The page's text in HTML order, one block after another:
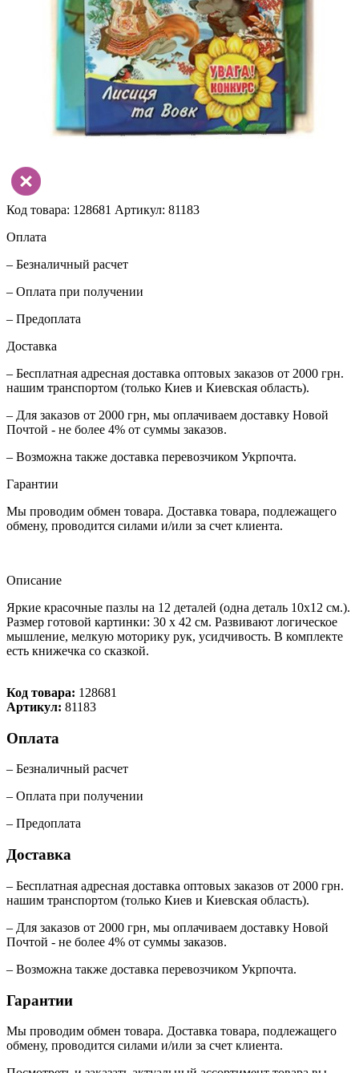
Код товара: 128681 Артикул: 81183
Оплата
– Безналичный расчет
– Оплата при получении
– Предоплата
Доставка
– Бесплатная адресная доставка оптовых заказов от 2000 грн.
нашим транспортом (только Киев и Киевская область).
– Для заказов от 2000 грн, мы оплачиваем доставку Новой
Почтой - не более 4% от суммы заказов.
– Возможна также доставка перевозчиком Укрпочта.
Гарантии
Мы проводим обмен товара. Доставка товара, подлежащего
обмену, проводится силами и/или за счет клиента.
Описание
Яркие красочные пазлы на 12 деталей (одна деталь 10х12 см.).
Размер готовой картинки: 30 х 42 см. Развивают логическое
мышление, мелкую моторику рук, усидчивость. В комплекте
есть книжечка со сказкой.
Код товара: 128681
Артикул: 81183
Оплата
– Безналичный расчет
– Оплата при получении
– Предоплата
Доставка
– Бесплатная адресная доставка оптовых заказов от 2000 грн.
нашим транспортом (только Киев и Киевская область).
– Для заказов от 2000 грн, мы оплачиваем доставку Новой
Почтой - не более 4% от суммы заказов.
– Возможна также доставка перевозчиком Укрпочта.
Гарантии
Мы проводим обмен товара. Доставка товара, подлежащего
обмену, проводится силами и/или за счет клиента.